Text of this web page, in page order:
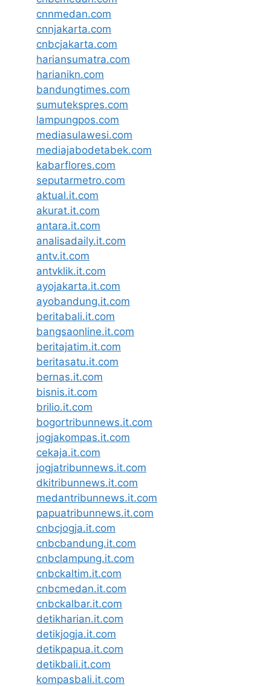
cnnmedan.com
cnnjakarta.com
cnbcjakarta.com
hariansumatra.com
harianikn.com
bandungtimes.com
sumutekspres.com
lampungpos.com
mediasulawesi.com
mediajabodetabek.com
kabarflores.com
seputarmetro.com
aktual.it.com
akurat.it.com
antara.it.com
analisadaily.it.com
antv.it.com
antvklik.it.com
ayojakarta.it.com
ayobandung.it.com
beritabali.it.com
bangsaonline.it.com
beritajatim.it.com
beritasatu.it.com
bernas.it.com
bisnis.it.com
brilio.it.com
bogortribunnews.it.com
jogjakompas.it.com
cekaja.it.com
jogjatribunnews.it.com
dkitribunnews.it.com
medantribunnews.it.com
papuatribunnews.it.com
cnbcjogja.it.com
cnbcbandung.it.com
cnbclampung.it.com
cnbckaltim.it.com
cnbcmedan.it.com
cnbckalbar.it.com
detikharian.it.com
detikjogja.it.com
detikpapua.it.com
detikbali.it.com
kompasbali.it.com